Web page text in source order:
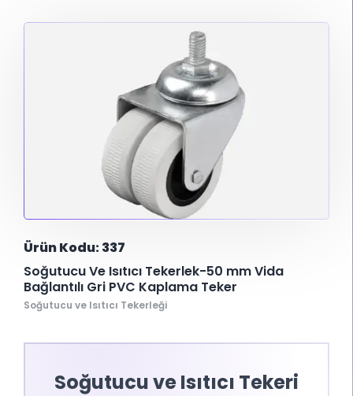
Ürün Kodu: 337
Soğutucu Ve Isıtıcı Tekerlek-50 mm Vida
Bağlantılı Gri PVC Kaplama Teker
Soğutucu ve Isıtıcı Tekerleği
Soğutucu ve Isıtıcı Tekeri